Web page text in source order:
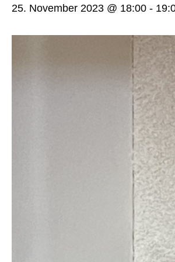
25. November 2023 @ 18:00 -